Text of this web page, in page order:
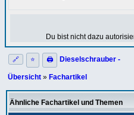
Du bist nicht dazu
🔗 ⭐ 🖨 Dieselschrauber -
Übersicht » Fachartikel
Ähnliche Fachartikel und Themen